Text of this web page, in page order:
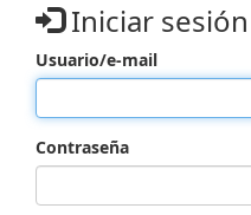
Iniciar sesión
Usuario/e-mail
Contraseña